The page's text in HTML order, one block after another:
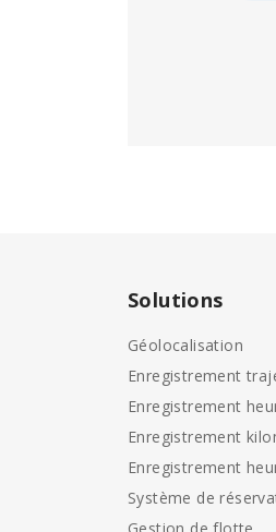
Solutions
Géolocalisation
Enregistrement
Enregistrement
Enregistrement
Enregistrement
Système de